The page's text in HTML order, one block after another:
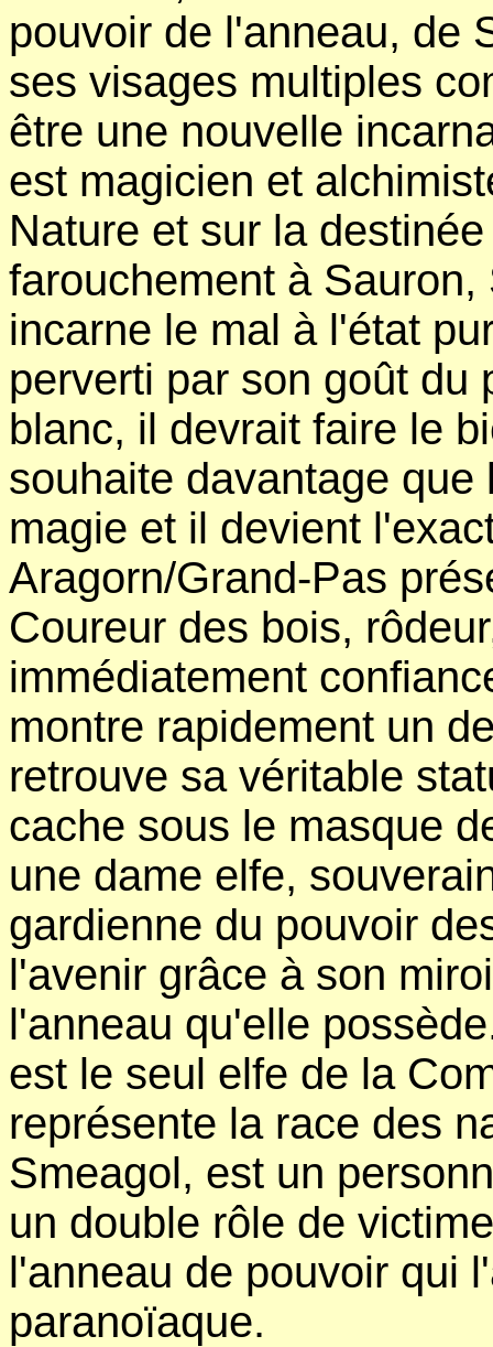
pouvoir de l'anneau, de
ses visages multiples
être une nouvelle
est magicien et
Nature et sur la
farouchement à
incarne le mal à l'état
perverti par son goût du
blanc, il devrait faire le
souhaite davantage
magie et il devient
Aragorn/Grand-Pas
Coureur des bois,
immédiatement
montre rapidement un
retrouve sa véritable
cache sous le masque
une dame elfe,
gardienne du pouvoir
l'avenir grâce à son
l'anneau qu'elle
est le seul elfe de la
représente la race des
Smeagol, est un
un double rôle de
l'anneau de pouvoir qui
paranoïaque.